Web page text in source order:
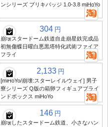
ンシリーズ ブリキバッジ 1.0-3.8 miHoYo
304 円
崩壊スタードーム鉄道自走崩星鉄完成品
初無傷蝶日曜白悪黒塔特化武術ファイア
フライ
2,133 円
[miHoYo/崩壊:スターレイルウェイ] 男子
寮シリーズ Q版の箱卵フィギュアブライ
ンドボックス miHoYo
146 円
崩壊したスタードーム鉄道、小さなハン